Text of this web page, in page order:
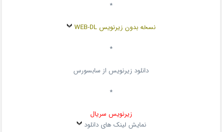
*
نسخه بدون زیرنویس WEB-DL
*
دانلود زیرنویس از سابسورس
*
زیرنویس سریال
نمایش لینک های دانلود